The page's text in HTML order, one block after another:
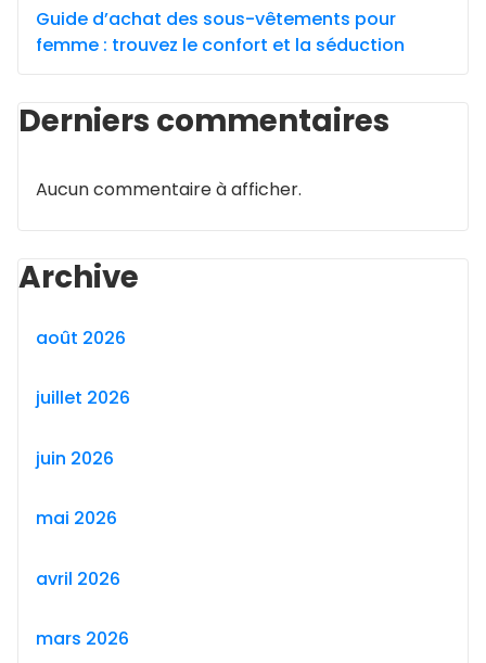
Guide d’achat des sous-vêtements pour
femme : trouvez le confort et la séduction
Derniers commentaires
Aucun commentaire à afficher.
Archive
août 2026
juillet 2026
juin 2026
mai 2026
avril 2026
mars 2026